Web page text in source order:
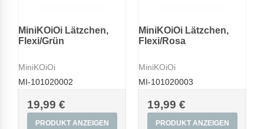
MiniKOiOi Lätzchen,
Flexi/Grün
MiniKOiOi
MI-101020002
19,99 €
PRODUKT ANZEIGEN
MiniKOiOi Lätzchen,
Flexi/Rosa
MiniKOiOi
MI-101020003
19,99 €
PRODUKT ANZEIGEN